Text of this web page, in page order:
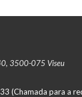
3500-075 Viseu
(Chamada para a